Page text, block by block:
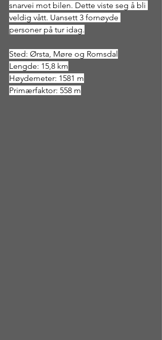
snarvei mot bilen. Dette viste seg å bli
veldig vått. Uansett 3 fornøyde
personer på tur idag.
Sted: Ørsta, Møre og Romsdal
Lengde: 15,8 km
Høydemeter: 1581 m
Primærfaktor: 558 m